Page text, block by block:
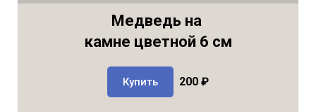
Медведь на
камне цветной 6 см
Купить 200 ₽